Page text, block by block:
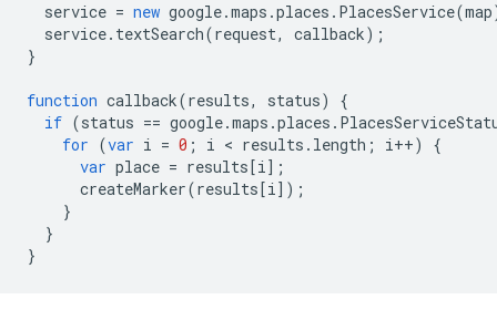
service = new google.maps .places . PlacesService(map
service. textSearch(request, callback);
}
function callback(results, status)
{
if (status == google.maps .places .
for (var i = 0 ; i < results . length ; i++)
{
var place = results[i];
createMarker(results[i]);
}
}
}